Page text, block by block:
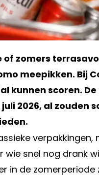
of zomers
meepikken. Bij
kunnen scoren.
2026, al zouden
snel nog drank
in de